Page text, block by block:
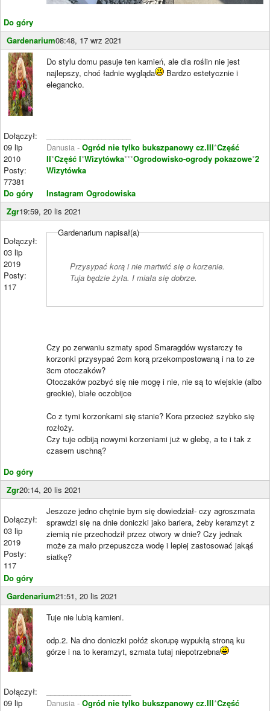
Do góry
Gardenarium08:48, 17 wrz 2021
Dołączył:
09 lip
2010
Posty:
77381
Do góry
Do stylu domu pasuje ten kamień, ale dla roślin nie jest
najlepszy, choć ładnie wygląda
Bardzo estetycznie i
elegancko.
Danusia - Ogród nie tylko bukszpanowy cz.III*Część
II*Część I*Wizytówka***Ogrodowisko-ogrody pokazowe*2
Wizytówka
Instagram Ogrodowiska
Zgr19:59, 20 lis 2021
Dołączył:
03 lip
2019
Posty:
117
Do góry
Gardenarium napisał(a)
Przysypać korą i nie martwić się o korzenie.
Tuja będzie żyła. I miała się dobrze.
Czy po zerwaniu szmaty spod Smaragdów wystarczy te
korzonki przysypać 2cm korą przekompostowaną i na to ze
3cm otoczaków?
Otoczaków pozbyć się nie mogę i nie, nie są to wiejskie (albo
greckie), białe oczobijce
Co z tymi korzonkami się stanie? Kora przecież szybko się
rozłoży.
Czy tuje odbiją nowymi korzeniami już w glebę, a te i tak z
czasem uschną?
Zgr20:14, 20 lis 2021
Dołączył:
03 lip
2019
Posty:
117
Do góry
Jeszcze jedno chętnie bym się dowiedział- czy agroszmata
sprawdzi się na dnie doniczki jako bariera, żeby keramzyt z
ziemią nie przechodził przez otwory w dnie? Czy jednak
może za mało przepuszcza wodę i lepiej zastosować jakąś
siatkę?
Gardenarium21:51, 20 lis 2021
Dołączył:
09 lip
Tuje nie lubią kamieni.
odp.2. Na dno doniczki połóż skorupę wypukłą stroną ku
górze i na to keramzyt, szmata tutaj niepotrzebna
Danusia - Ogród nie tylko bukszpanowy cz.III*Część